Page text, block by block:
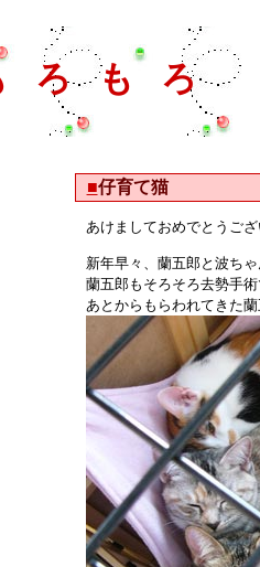
ろもろ
■仔育て猫
あけましておめでとうござ
新年早々、蘭五郎と波ち
蘭五郎もそろそろ去勢手
あとからもらわれてきた